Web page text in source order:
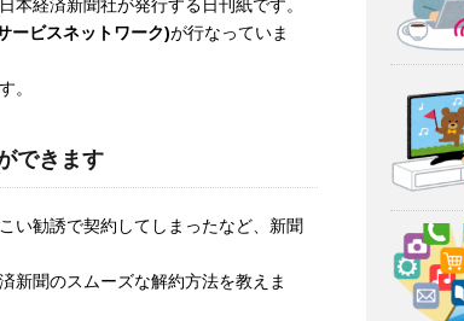
本経済新聞社が発行する日刊紙です。
ービスネットワーク)が行なっていま
。
できます
い勧誘で契約してしまったなど、新聞
新聞のスムーズな解約方法を教えま